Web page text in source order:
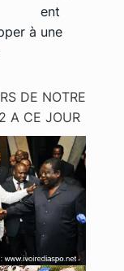
ent
à une
DE NOTRE
A CE JOUR